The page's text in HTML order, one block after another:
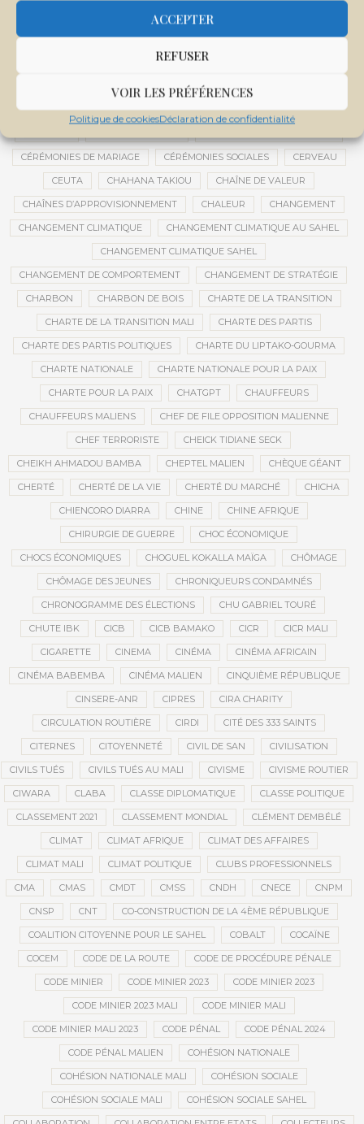
ACCEPTER
REFUSER
VOIR LES PRÉFÉRENCES
Politique de cookiesDéclaration de confidentialité
CENTRE DE SANTÉ COMMUNAUTAIRE
CENTRE INTERNATIONAL DE CONFÉRENCES DE BAMAKO
CENTRE MALI
CENTRE NATIONAL DES EXAMENS ET CONCOURS DE L’ÉDUCATION
CENTRES DE DONNÉES CERCLE DE RÉFLEXION À DISTANCE
CÉRÉMONIES DE MARIAGE CÉRÉMONIES SOCIALES CERVEAU
CEUTA CHAHANA TAKIOU CHAÎNE DE VALEUR
CHAÎNES D’APPROVISIONNEMENT CHALEUR CHANGEMENT
CHANGEMENT CLIMATIQUE CHANGEMENT CLIMATIQUE AU SAHEL
CHANGEMENT CLIMATIQUE SAHEL
CHANGEMENT DE COMPORTEMENT CHANGEMENT DE STRATÉGIE
CHARBON CHARBON DE BOIS CHARTE DE LA TRANSITION
CHARTE DE LA TRANSITION MALI CHARTE DES PARTIS
CHARTE DES PARTIS POLITIQUES CHARTE DU LIPTAKO-GOURMA
CHARTE NATIONALE CHARTE NATIONALE POUR LA PAIX
CHARTE POUR LA PAIX CHATGPT CHAUFFEURS
CHAUFFEURS MALIENS CHEF DE FILE OPPOSITION MALIENNE
CHEF TERRORISTE CHEICK TIDIANE SECK
CHEIKH AHMADOU BAMBA CHEPTEL MALIEN CHÈQUE GÉANT
CHERTÉ CHERTÉ DE LA VIE CHERTÉ DU MARCHÉ CHICHA
CHIENCORO DIARRA CHINE CHINE AFRIQUE
CHIRURGIE DE GUERRE CHOC ÉCONOMIQUE
CHOCS ÉCONOMIQUES CHOGUEL KOKALLA MAÏGA CHÔMAGE
CHÔMAGE DES JEUNES CHRONIQUEURS CONDAMNÉS
CHRONOGRAMME DES ÉLECTIONS CHU GABRIEL TOURÉ
CHUTE IBK CICB CICB BAMAKO CICR CICR MALI
CIGARETTE CINEMA CINÉMA CINÉMA AFRICAIN
CINÉMA BABEMBA CINÉMA MALIEN CINQUIÈME RÉPUBLIQUE
CINSERE-ANR CIPRES CIRA CHARITY
CIRCULATION ROUTIÈRE CIRDI CITÉ DES 333 SAINTS
CITERNES CITOYENNETÉ CIVIL DE SAN CIVILISATION
CIVILS TUÉS CIVILS TUÉS AU MALI CIVISME CIVISME ROUTIER
CIWARA CLABA CLASSE DIPLOMATIQUE CLASSE POLITIQUE
CLASSEMENT 2021 CLASSEMENT MONDIAL CLÉMENT DEMBÉLÉ
CLIMAT CLIMAT AFRIQUE CLIMAT DES AFFAIRES
CLIMAT MALI CLIMAT POLITIQUE CLUBS PROFESSIONNELS
CMA CMAS CMDT CMSS CNDH CNECE CNPM
CNSP CNT CO-CONSTRUCTION DE LA 4ÈME RÉPUBLIQUE
COALITION CITOYENNE POUR LE SAHEL COBALT COCAÏNE
COCEM CODE DE LA ROUTE CODE DE PROCÉDURE PÉNALE
CODE MINIER CODE MINIER 2023 CODE MINIER 2023
CODE MINIER 2023 MALI CODE MINIER MALI
CODE MINIER MALI 2023 CODE PÉNAL CODE PÉNAL 2024
CODE PÉNAL MALIEN COHÉSION NATIONALE
COHÉSION NATIONALE MALI COHÉSION SOCIALE
COHÉSION SOCIALE MALI COHÉSION SOCIALE SAHEL